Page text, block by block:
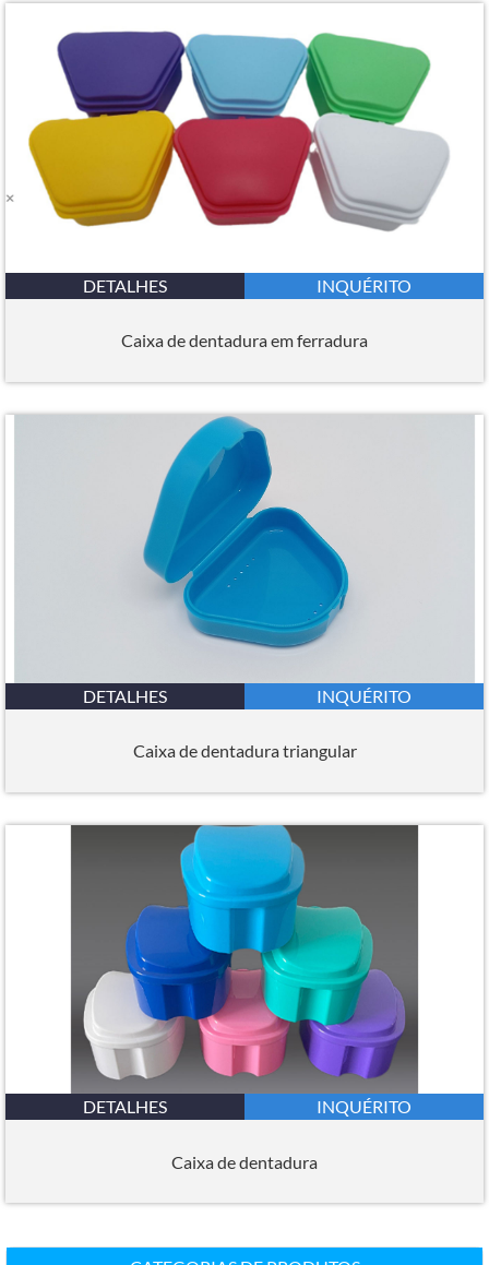
DETALHES INQUÉRITO
Caixa de dentadura em ferradura
DETALHES INQUÉRITO
Caixa de dentadura triangular
DETALHES INQUÉRITO
Caixa de dentadura